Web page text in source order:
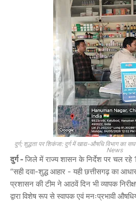
दुर्ग; शुद्धता पर शिकंजा: दुर्ग में खाद्य-औषधि विभाग का
News
दुर्ग - जिले में राज्य शासन के निर्देश पर चल रहे
“सही दवा-शुद्ध आहार - यही छत्तीसगढ़ का
प्रशासन की टीम ने आठवें दिन भी व्यापक
द्वारा विशेष रूप से स्वापक एवं मनःप्रभावी